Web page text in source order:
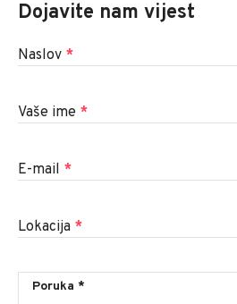
Dojavite nam vijest
Naslov *
Vaše ime *
E-mail *
Lokacija *